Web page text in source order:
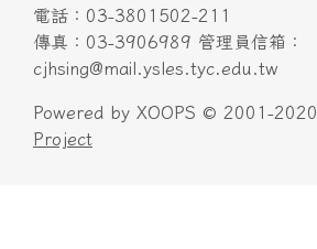
電話：03-3801502-211
傳真：03-3906989 管理員信箱：
cjhsing@mail.ysles.tyc.edu.tw
Powered by XOOPS © 2001-2020
Project